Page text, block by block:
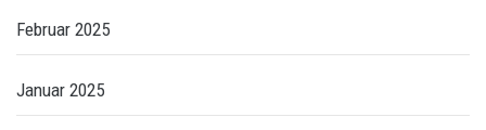
Februar 2025
Januar 2025